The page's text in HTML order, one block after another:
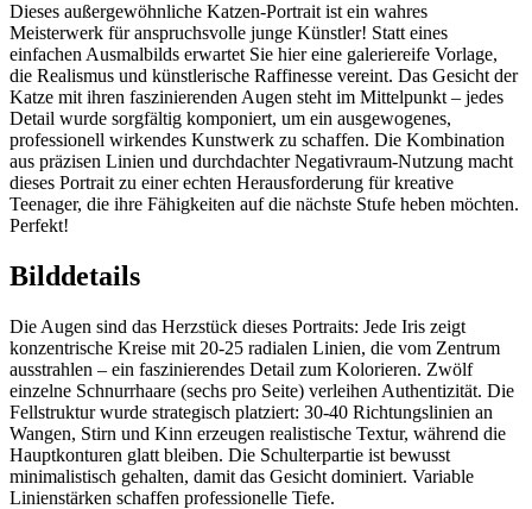
Dieses außergewöhnliche Katzen-Portrait ist ein wahres
Meisterwerk für anspruchsvolle junge Künstler! Statt eines
einfachen Ausmalbilds erwartet Sie hier eine galeriereife Vorlage,
die Realismus und künstlerische Raffinesse vereint. Das Gesicht der
Katze mit ihren faszinierenden Augen steht im Mittelpunkt – jedes
Detail wurde sorgfältig komponiert, um ein ausgewogenes,
professionell wirkendes Kunstwerk zu schaffen. Die Kombination
aus präzisen Linien und durchdachter Negativraum-Nutzung macht
dieses Portrait zu einer echten Herausforderung für kreative
Teenager, die ihre Fähigkeiten auf die nächste Stufe heben möchten.
Perfekt!
Bilddetails
Die Augen sind das Herzstück dieses Portraits: Jede Iris zeigt
konzentrische Kreise mit 20-25 radialen Linien, die vom Zentrum
ausstrahlen – ein faszinierendes Detail zum Kolorieren. Zwölf
einzelne Schnurrhaare (sechs pro Seite) verleihen Authentizität. Die
Fellstruktur wurde strategisch platziert: 30-40 Richtungslinien an
Wangen, Stirn und Kinn erzeugen realistische Textur, während die
Hauptkonturen glatt bleiben. Die Schulterpartie ist bewusst
minimalistisch gehalten, damit das Gesicht dominiert. Variable
Linienstärken schaffen professionelle Tiefe.